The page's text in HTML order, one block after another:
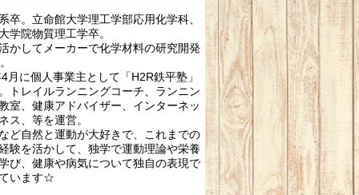
卒。立命館大学理工学部応用化学科、
学院物質理工学卒。
かしてメーカーで化学材料の研究開発
月に個人事業主として「H2R鉄平塾」
トレイルランニングコーチ、ランニン
室、健康アドバイザー、インターネッ
ス、等を運営。
ど自然と運動が大好きで、これまでの
験を活かして、独学で運動理論や栄養
び、健康や病気について独自の表現で
います☆